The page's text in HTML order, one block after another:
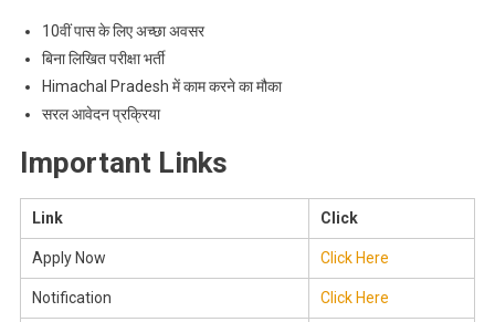
10वीं पास के लिए अच्छा अवसर
बिना लिखित परीक्षा भर्ती
Himachal Pradesh में काम करने का मौका
सरल आवेदन प्रक्रिया
Important Links
Link Click
Apply Now Click Here
Notification Click Here